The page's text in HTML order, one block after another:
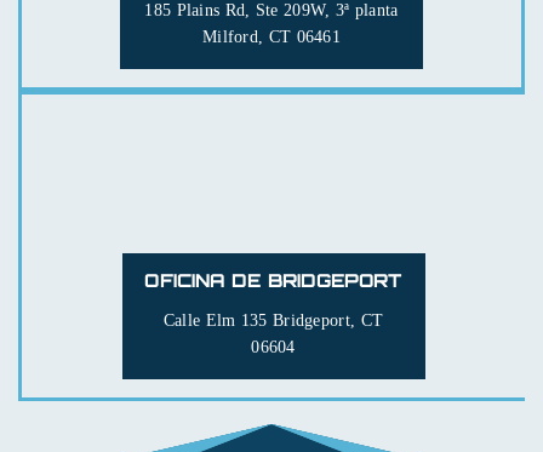
185 Plains Rd, Ste 209W, 3ª planta
Milford, CT 06461
OFICINA DE BRIDGEPORT
Calle Elm 135 Bridgeport, CT
06604